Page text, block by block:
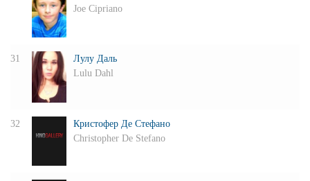
Joe Cipriano
31
Лулу Даль
Lulu Dahl
32
Кристофер Де Стефано
Christopher De Stefano